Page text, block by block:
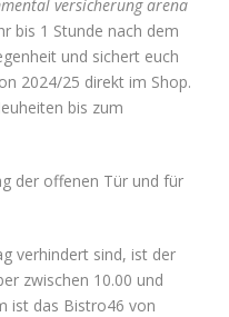
versicherung arena
bis 1 Stunde nach dem
und sichert euch
2024/25 direkt im Shop.
bis zum
der offenen Tür und für
verhindert sind, ist der
zwischen 10.00 und
ist das Bistro46 von